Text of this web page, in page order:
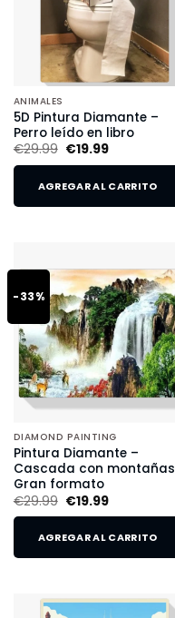
ANIMALES
5D Pintura Diamante –
Perro leído en libro
€29.99 €19.99
AGREGAR AL CARRITO
-33%
DIAMOND PAINTING
Pintura Diamante –
Cascada con montañas |
Gran formato
€29.99 €19.99
AGREGAR AL CARRITO